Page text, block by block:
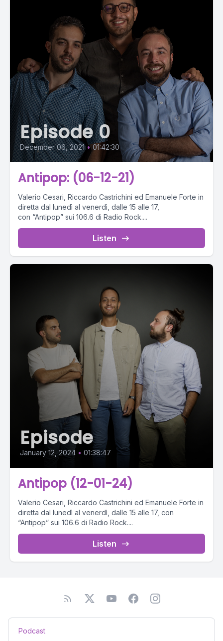
Episode 0
December 06, 2021 • 01:42:30
Antipop: (06-12-21)
Valerio Cesari, Riccardo Castrichini ed Emanuele Forte in
diretta dal lunedì al venerdì, dalle 15 alle 17,
con “Antipop” sui 106.6 di Radio Rock....
Listen
Episode
January 12, 2024 • 01:38:47
Antipop (12-01-24)
Valerio Cesari, Riccardo Castrichini ed Emanuele Forte in
diretta dal lunedì al venerdì, dalle 15 alle 17, con
“Antipop” sui 106.6 di Radio Rock....
Listen
Podcast